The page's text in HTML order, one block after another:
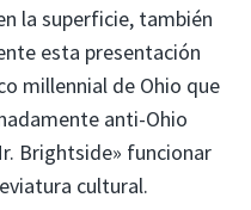
la superficie, también
esta presentación
millennial de Ohio que
anti-Ohio
Brightside» funcionar
cultural.